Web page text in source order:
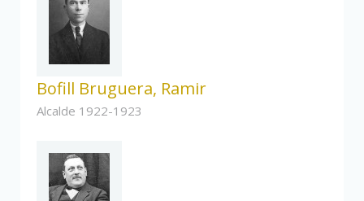
Bofill Bruguera, Ramir
Alcalde 1922-1923